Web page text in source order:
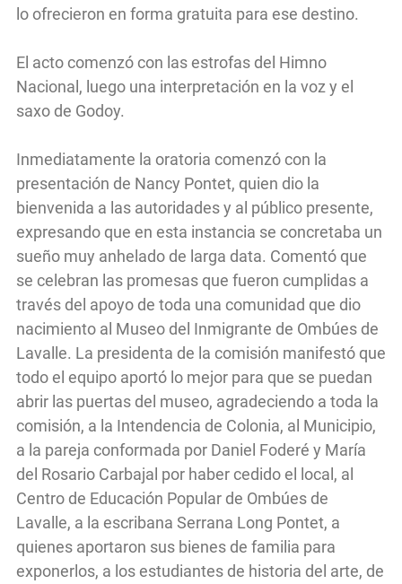
lo ofrecieron en forma gratuita para ese destino.
El acto comenzó con las estrofas del Himno
Nacional, luego una interpretación en la voz y el
saxo de Godoy.
Inmediatamente la oratoria comenzó con la
presentación de Nancy Pontet, quien dio la
bienvenida a las autoridades y al público presente,
expresando que en esta instancia se concretaba un
sueño muy anhelado de larga data. Comentó que
se celebran las promesas que fueron cumplidas a
través del apoyo de toda una comunidad que dio
nacimiento al Museo del Inmigrante de Ombúes de
Lavalle. La presidenta de la comisión manifestó que
todo el equipo aportó lo mejor para que se puedan
abrir las puertas del museo, agradeciendo a toda la
comisión, a la Intendencia de Colonia, al Municipio,
a la pareja conformada por Daniel Foderé y María
del Rosario Carbajal por haber cedido el local, al
Centro de Educación Popular de Ombúes de
Lavalle, a la escribana Serrana Long Pontet, a
quienes aportaron sus bienes de familia para
exponerlos, a los estudiantes de historia del arte, de